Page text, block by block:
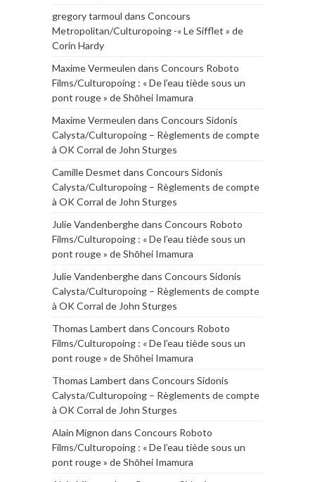
gregory tarmoul dans Concours
Metropolitan/Culturopoing -« Le Sifflet » de
Corin Hardy
Maxime Vermeulen dans Concours Roboto
Films/Culturopoing : « De l’eau tiède sous un
pont rouge » de Shōhei Imamura
Maxime Vermeulen dans Concours Sidonis
Calysta/Culturopoing – Règlements de compte
à OK Corral de John Sturges
Camille Desmet dans Concours Sidonis
Calysta/Culturopoing – Règlements de compte
à OK Corral de John Sturges
Julie Vandenberghedans Concours Roboto
Films/Culturopoing : « De l’eau tiède sous un
pont rouge » de Shōhei Imamura
Julie Vandenberghedans Concours Sidonis
Calysta/Culturopoing – Règlements de compte
à OK Corral de John Sturges
Thomas Lambert dans Concours Roboto
Films/Culturopoing : « De l’eau tiède sous un
pont rouge » de Shōhei Imamura
Thomas Lambert dans Concours Sidonis
Calysta/Culturopoing – Règlements de compte
à OK Corral de John Sturges
Alain Mignon dans Concours Roboto
Films/Culturopoing : « De l’eau tiède sous un
pont rouge » de Shōhei Imamura